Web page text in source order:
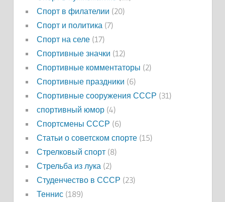
Спорт в филателии (20)
Спорт и политика (7)
Спорт на селе(17)
Спортивные значки (12)
Спортивные комментаторы (2)
Спортивные праздники (6)
Спортивные сооружения СССР (31)
спортивный юмор(4)
Спортсмены СССР (6)
Статьи о советском спорте(15)
Стрелковый спорт(8)
Стрельба из лука (2)
Студенчество в СССР (23)
Теннис(189)